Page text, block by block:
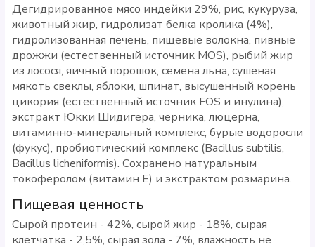
Дегидрированное мясо индейки 29%, рис, кукуруза,
животный жир, гидролизат белка кролика (4%),
гидролизованная печень, пищевые волокна, пивные
дрожжи (естественный источник MOS), рыбий жир
из лосося, яичный порошок, семена льна, сушеная
мякоть свеклы, яблоки, шпинат, высушенный корень
цикория (естественный источник FOS и инулина),
экстракт Юкки Шидигера, черника, люцерна,
витаминно-минеральный комплекс, бурые водоросли
(фукус), пробиотический комплекс (Bacillus subtilis,
Bacillus licheniformis). Сохранено натуральным
токоферолом (витамин Е) и экстрактом розмарина.
Пищевая ценность
Сырой протеин - 42%, сырой жир - 18%, сырая
клетчатка - 2,5%, сырая зола - 7%, влажность не